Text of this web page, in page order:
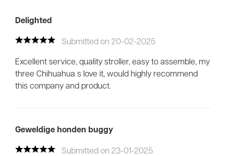
Delighted
Submitted on 20-02-2025
Excellent service, quality stroller, easy to assemble, my
three Chihuahua s love it, would highly recommend
this company and product.
Geweldige honden buggy
Submitted on 23-01-2025